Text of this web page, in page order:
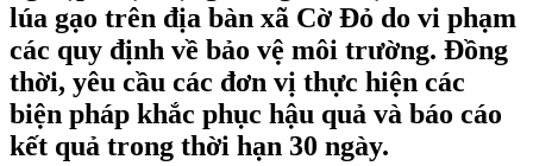
lúa gạo trên địa bàn xã Cờ Đỏ do vi phạm
các quy định về bảo vệ môi trường. Đồng
thời, yêu cầu các đơn vị thực hiện các
biện pháp khắc phục hậu quả và báo cáo
kết quả trong thời hạn 30 ngày.